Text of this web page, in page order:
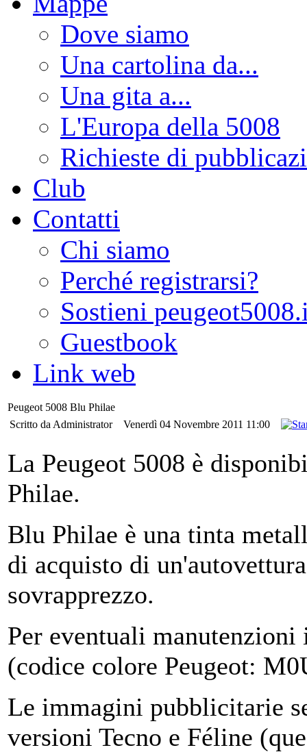
Dove siamo
Una cartolina da...
Una gita a...
L'Europa della 5008
Richieste di
Club
Contatti
Chi siamo
Perché registrarsi?
Sostieni
Guestbook
Link web
Peugeot 5008 Blu Philae
Scritto da Administrator
Venerdì 04 Novembre 2011 11:00
La Peugeot 5008 è
Philae.
Blu Philae è una tinta
di acquisto di
sovrapprezzo.
Per eventuali
(codice colore Peugeot:
Le immagini pubblicitarie
versioni Tecno e Féline